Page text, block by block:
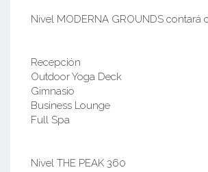
Nivel MODERNA GROUNDS contará
Recepción
Outdoor Yoga Deck
Gimnasio
Business Lounge
Full Spa
Nivel THE PEAK 360